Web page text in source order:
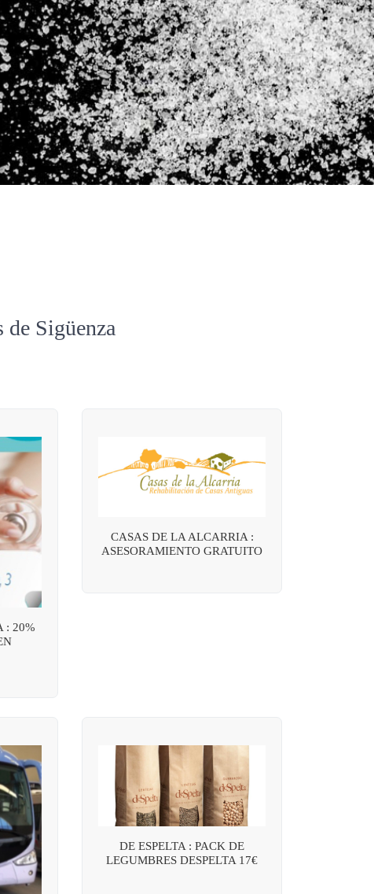
de Sigüenza
: 20%
CASAS DE LA ALCARRIA :
ASESORAMIENTO GRATUITO
DE ESPELTA : PACK DE
LEGUMBRES DESPELTA 17€